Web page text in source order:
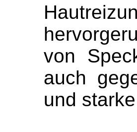
von
auch
und